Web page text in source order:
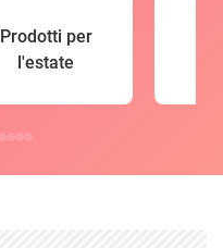
Prodotti per
l'estate